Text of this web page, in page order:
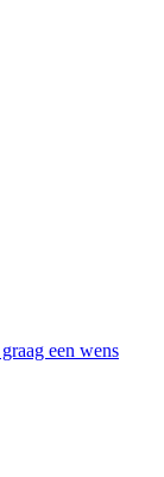
een wens